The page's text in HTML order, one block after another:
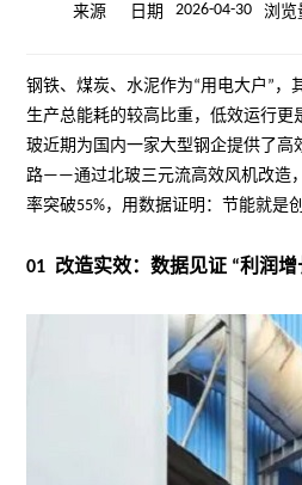
来源 日期 2026-04-30 浏览
钢铁、煤炭、水泥作为“用电大户 ” ，
生产总能耗的较高比重，低效运行更
玻近期为国内一家大型钢企提供了高
路——通过北玻三元流高效风机改造
率突破55%，用数据证明：节能就是
01 改造实效：数据见证 “利润增